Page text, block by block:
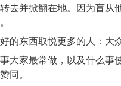
去并掀翻在地。因为盲从
的东西取悦更多的人：大
大家最常做，以及什么事
同。